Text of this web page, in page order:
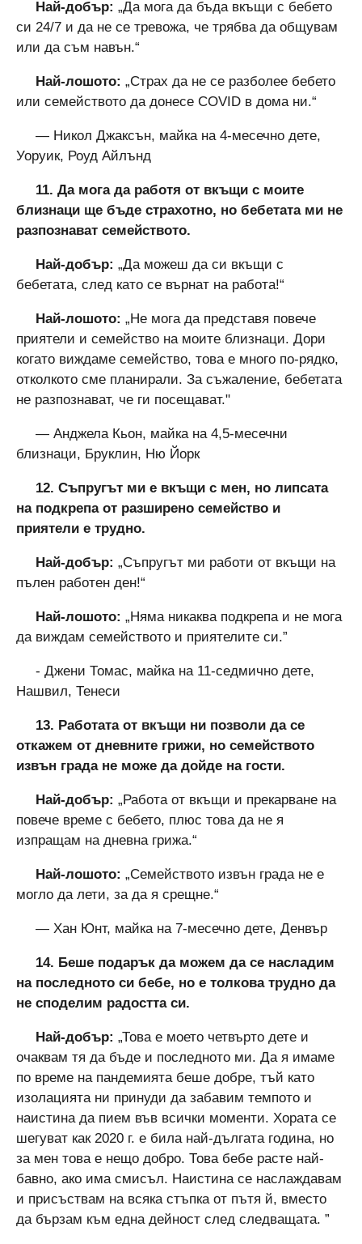
Най-добър: „Да мога да бъда вкъщи с бебето
си 24/7 и да не се тревожа, че трябва да общувам
или да съм навън.“
Най-лошото: „Страх да не се разболее бебето
или семейството да донесе COVID в дома ни.“
— Никол Джаксън, майка на 4-месечно дете,
Уоруик, Роуд Айлънд
11. Да мога да работя от вкъщи с моите
близнаци ще бъде страхотно, но бебетата ми не
разпознават семейството.
Най-добър: „Да можеш да си вкъщи с
бебетата, след като се върнат на работа!“
Най-лошото: „Не мога да представя повече
приятели и семейство на моите близнаци. Дори
когато виждаме семейство, това е много по-рядко,
отколкото сме планирали. За съжаление, бебетата
не разпознават, че ги посещават."
— Анджела Кьон, майка на 4,5-месечни
близнаци, Бруклин, Ню Йорк
12. Съпругът ми е вкъщи с мен, но липсата
на подкрепа от разширено семейство и
приятели е трудно.
Най-добър: „Съпругът ми работи от вкъщи на
пълен работен ден!“
Най-лошото: „Няма никаква подкрепа и не мога
да виждам семейството и приятелите си.”
- Джени Томас, майка на 11-седмично дете,
Нашвил, Тенеси
13. Работата от вкъщи ни позволи да се
откажем от дневните грижи, но семейството
извън града не може да дойде на гости.
Най-добър: „Работа от вкъщи и прекарване на
повече време с бебето, плюс това да не я
изпращам на дневна грижа.“
Най-лошото: „Семейството извън града не е
могло да лети, за да я срещне.“
— Хан Юнт, майка на 7-месечно дете, Денвър
14. Беше подарък да можем да се насладим
на последното си бебе, но е толкова трудно да
не споделим радостта си.
Най-добър: „Това е моето четвърто дете и
очаквам тя да бъде и последното ми. Да я имаме
по време на пандемията беше добре, тъй като
изолацията ни принуди да забавим темпото и
наистина да пием във всички моменти. Хората се
шегуват как 2020 г. е била най-дългата година, но
за мен това е нещо добро. Това бебе расте най-
бавно, ако има смисъл. Наистина се наслаждавам
и присъствам на всяка стъпка от пътя й, вместо
да бързам към една дейност след следващата. ”